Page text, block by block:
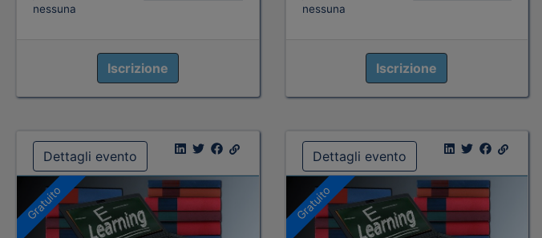
nessuna
Iscrizione
nessuna
Iscrizione
Dettagli evento
Gratuito
Dettagli evento
Gratuito